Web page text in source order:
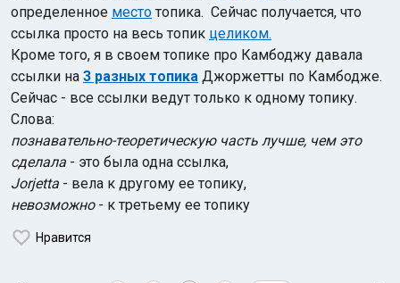
определенное место топика. Сейчас получается, что
ссылка просто на весь топик целиком.
Кроме того, я в своем топике про Камбоджу давала
ссылки на 3 разных топика Джоржетты по Камбодже.
Сейчас - все ссылки ведут только к одному топику.
Слова:
познавательно-теоретическую часть лучше, чем это
сделала - это была одна ссылка,
Jorjetta - вела к другому ее топику,
невозможно- к третьему ее топику
Нравится